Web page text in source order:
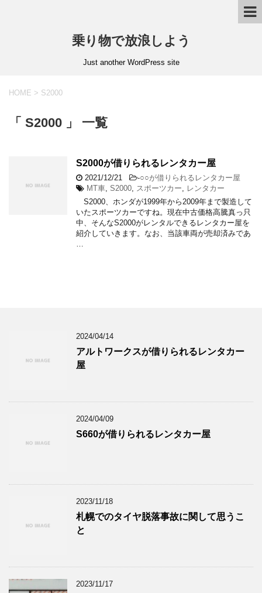
乗り物で放浪しよう
Just another WordPress site
HOME > S2000
「 S2000 」 一覧
S2000が借りられるレンタカー屋
2021/12/21 -○○が借りられるレンタカー屋
MT車 S2000 スポーツカー
レンタカー
S2000、ホンダが1999年から2009年まで製造して
いたスポーツカーですね。現在中古価格高騰真っ只
中、そんなS2000がレンタルできるレンタカー屋を
紹介していきます。なお、当該車両が売却済みであ
2024/04/14
アルトワークスが借りられるレンタカー
屋
2024/04/09
S660が借りられるレンタカー屋
2023/11/18
札幌でのタイヤ脱落事故に関して思うこ
と
2023/11/17